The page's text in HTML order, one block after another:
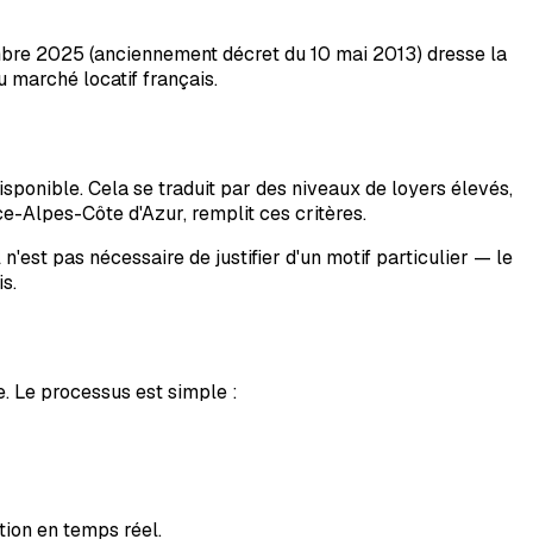
2025 (anciennement décret du 10 mai 2013) dresse la
marché locatif français.
Cela se traduit par des niveaux de loyers élevés,
Alpes-Côte d'Azur, remplit ces critères.
n'est pas nécessaire de justifier d'un motif particulier — le
Le processus est simple :
en temps réel.